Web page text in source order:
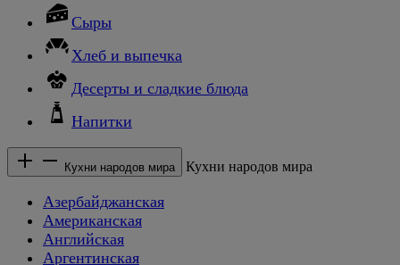
Сыры
Хлеб и выпечка
Десерты и сладкие блюда
Напитки
Кухни народов мира Кухни народов мира
Азербайджанская
Американская
Английская
Аргентинская